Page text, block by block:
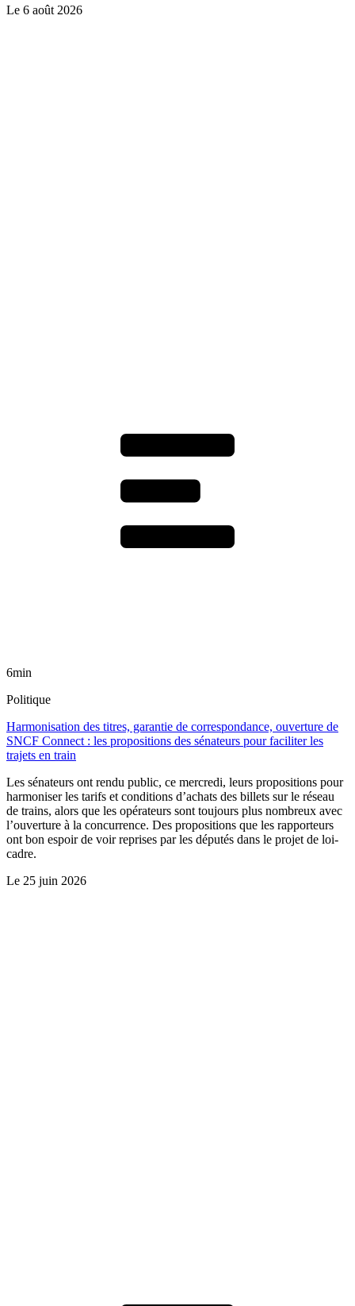
Le 6 août 2026
6min
Politique
Harmonisation des titres, garantie de correspondance, ouverture de
SNCF Connect : les propositions des sénateurs pour faciliter les
trajets en train
Les sénateurs ont rendu public, ce mercredi, leurs propositions pour
harmoniser les tarifs et conditions d’achats des billets sur le réseau
de trains, alors que les opérateurs sont toujours plus nombreux avec
l’ouverture à la concurrence. Des propositions que les rapporteurs
ont bon espoir de voir reprises par les députés dans le projet de loi-
cadre.
Le 25 juin 2026